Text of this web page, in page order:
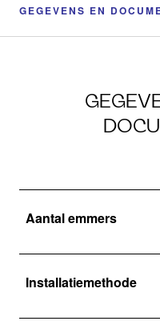
GEGEVENS EN
Aantal emmers
Installatiemethode